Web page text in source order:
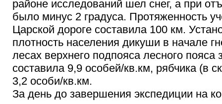
районе исследований шел снег, а при
было минус 2 градуса. Протяженность
Царской дороге составила 100 км.
плотность населения дикуши в начале
лесах верхнего подпояса лесного пояса
составила 9,9 особей/кв.км, рябчика (в
3,2 особи/кв.км.
За день до завершения экспедиции на